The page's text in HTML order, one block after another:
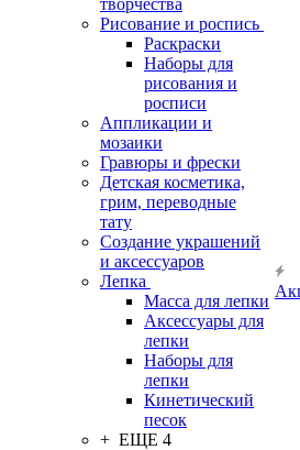
творчества
Рисование и роспись
Раскраски
Наборы для
рисования и
росписи
Аппликации и
мозаики
Гравюры и фрески
Детская косметика,
грим, переводные
тату
Создание украшений
и аксессуаров
Лепка
Масса для лепки
Аксессуары для
лепки
Наборы для
лепки
Кинетический
песок
+ ЕЩЕ 4